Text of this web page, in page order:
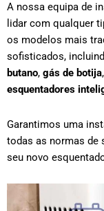
A nossa equipa de
lidar com qualquer
os modelos mais
sofisticados,
butano, gás de botija,
esquentadores
Garantimos uma
todas as normas de
seu novo